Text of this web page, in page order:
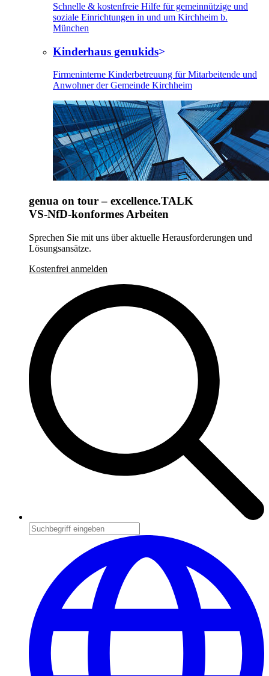
Schnelle & kostenfreie Hilfe für gemeinnützige und
soziale Einrichtungen in und um Kirchheim b.
München
Kinderhaus genukids
Firmeninterne Kinderbetreuung für Mitarbeitende und
Anwohner der Gemeinde Kirchheim
genua on tour – excellence.TALK
VS-NfD-konformes Arbeiten
Sprechen Sie mit uns über aktuelle Herausforderungen und
Lösungsansätze.
Kostenfrei anmelden